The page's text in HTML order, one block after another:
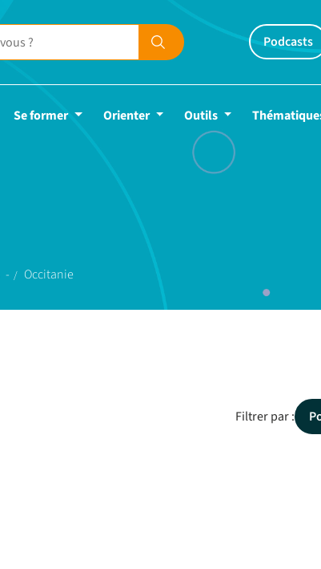
Podcasts
Se former Orienter Outils
Occitanie
Filtrer par :